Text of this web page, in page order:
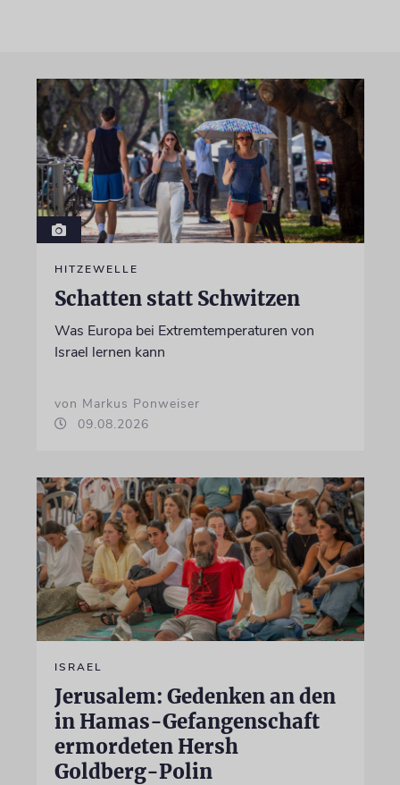
HITZEWELLE
Schatten statt Schwitzen
Was Europa bei Extremtemperaturen von
Israel lernen kann
von Markus Ponweiser
09.08.2026
ISRAEL
Jerusalem: Gedenken an den
in Hamas-Gefangenschaft
ermordeten Hersh
Goldberg-Polin